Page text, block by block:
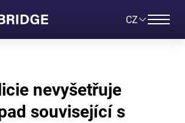
CZ
nevyšetřuje
související s